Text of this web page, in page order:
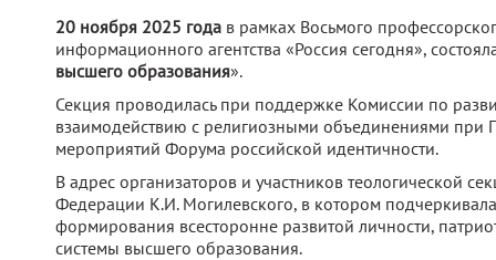
20 ноября 2025 года в рамках Восьмого
информационного агентства «Россия сегодня»,
высшего образования».
Секция проводилась при поддержке Комиссии по
взаимодействию с религиозными объединениями при
мероприятий Форума российской идентичности.
В адрес организаторов и участников теологической
Федерации К.И. Могилевского, в котором
формирования всесторонне развитой личности,
системы высшего образования.